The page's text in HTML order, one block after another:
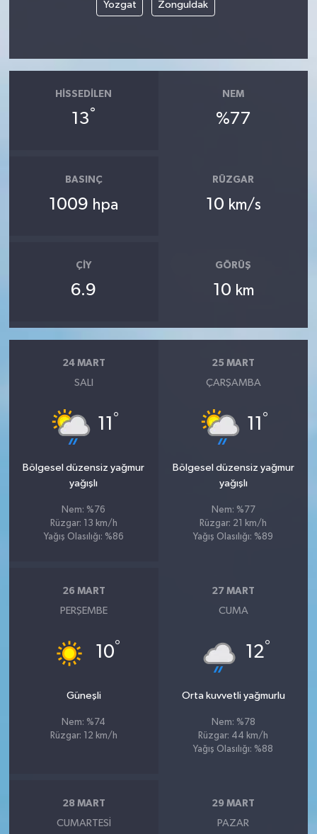
Yozgat Zonguldak
HISSEDILEN
13°
NEM
%77
BASINÇ
1009 hpa
RÜZGAR
10 km/s
ÇIY
6.9
GÖRÜŞ
10 km
24 MART
SALI
11 °
Bölgesel düzensiz yağmur
yağışlı
Nem: %76
Rüzgar: 13 km/h
Yağış Olasılığı: %86
25 MART
ÇARŞAMBA
11 °
Bölgesel düzensiz yağmur
yağışlı
Nem: %77
Rüzgar: 21 km/h
Yağış Olasılığı: %89
26 MART
PERŞEMBE
10°
Güneşli
Nem: %74
Rüzgar: 12 km/h
27 MART
CUMA
12°
Orta kuvvetli yağmurlu
Nem: %78
Rüzgar: 44 km/h
Yağış Olasılığı: %88
28 MART
CUMARTESI
29 MART
PAZAR